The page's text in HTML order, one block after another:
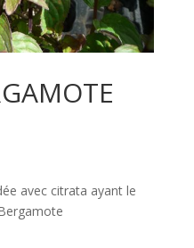
avec citrata ayant le